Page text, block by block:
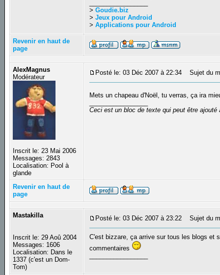
>Goudie.biz
>Jeux pour Android
>Applications pour Android
Revenir en haut de
page
AlexMagnus
Modérateur
Inscrit le: 23 Mai 2006
Messages: 2843
Localisation: Pool à
glande
Posté le: 03 Déc 2007 à 22:34 Sujet du
Mets un chapeau d'Noël, tu verras, ça ira
Ceci est un bloc de texte qui peut être
Revenir en haut de
page
Mastakilla
Inscrit le: 29 Aoû 2004
Messages: 1606
Localisation: Dans le
1337 (c'est un Dom-
Tom)
Posté le: 03 Déc 2007 à 23:22 Sujet du
C'est bizzare, ça arrive sur tous les blogs et
commentaires